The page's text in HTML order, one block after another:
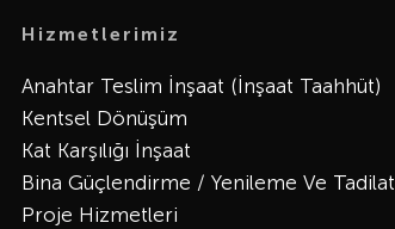
Hizmetlerimiz
Anahtar Teslim İnşaat (İnşaat Taahhüt)
Kentsel Dönüşüm
Kat Karşılığı İnşaat
Bina Güçlendirme / Yenileme Ve Tadilat
Proje Hizmetleri